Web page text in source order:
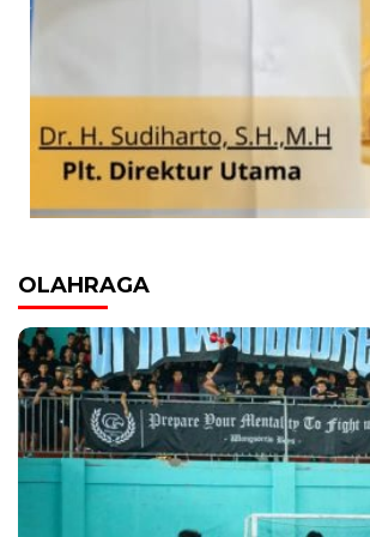
OLAHRAGA